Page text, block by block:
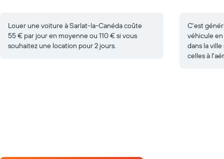
Louer une voiture à Sarlat-la-Canéda coûte
55 € par jour en moyenne ou 110 € si vous
souhaitez une location pour 2 jours.
C'est
véhicule
dans la
celles à